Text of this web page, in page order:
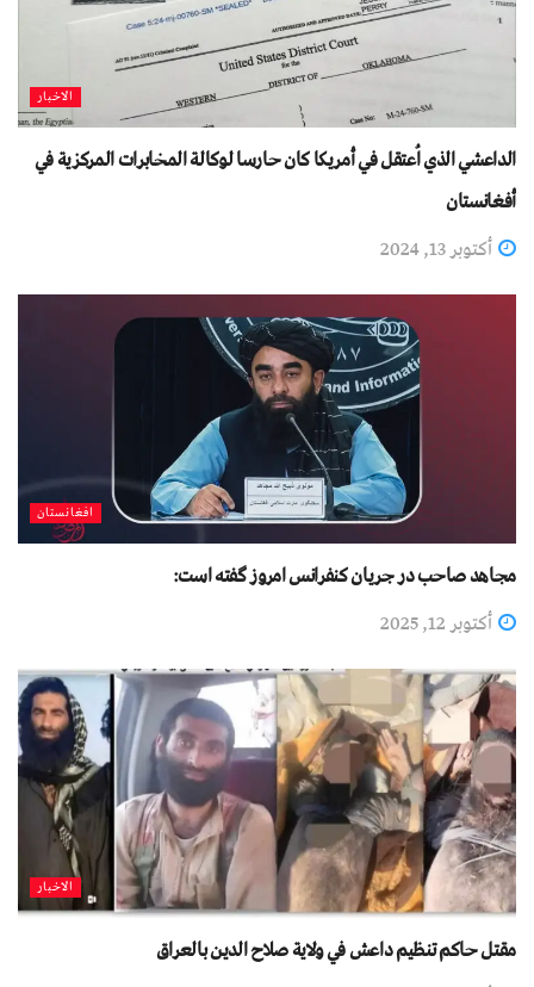
الاخبار
الداعشي الذي اُعتقل في أمريكا كان حارسا لوكالة المخابرات المركزية في
أفغانستان
أكتوبر 13, 2024
افغانستان
مجاهد صاحب در جریان کنفرانس امروز گفته است:
أكتوبر 12, 2025
الاخبار
مقتل حاكم تنظيم داعش في ولاية صلاح الدين بالعراق